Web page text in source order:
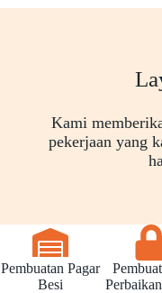
Kami
pekerjaan yang
Pembuatan Pagar
Besi